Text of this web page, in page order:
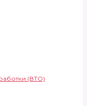
(ВТО)